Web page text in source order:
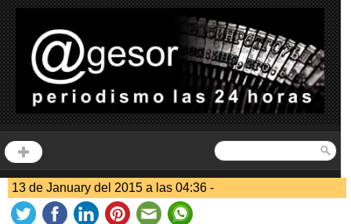
13 de January del 2015 a las 04:36 -